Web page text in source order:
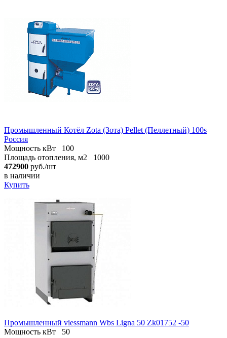
Промышленный Котёл Zota (Зота) Pellet (Пеллетный) 100s
Россия
Мощность кВт
100
Площадь отопления, м2
1000
472900 руб./шт
в наличии
Купить
Промышленный viessmann Wbs Ligna 50 Zk01752 -50
Мощность кВт
50